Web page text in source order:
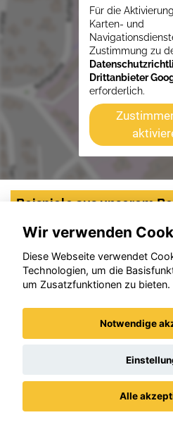
Für die
Karten- und
Zustimmung zu
Drittanbieter
erforderlich.
Beispiele aus unserem
Wir verwenden
Diese Webseite verwendet
Technologien, um die
um Zusatzfunktionen zu bieten.
Notwendige
Alle